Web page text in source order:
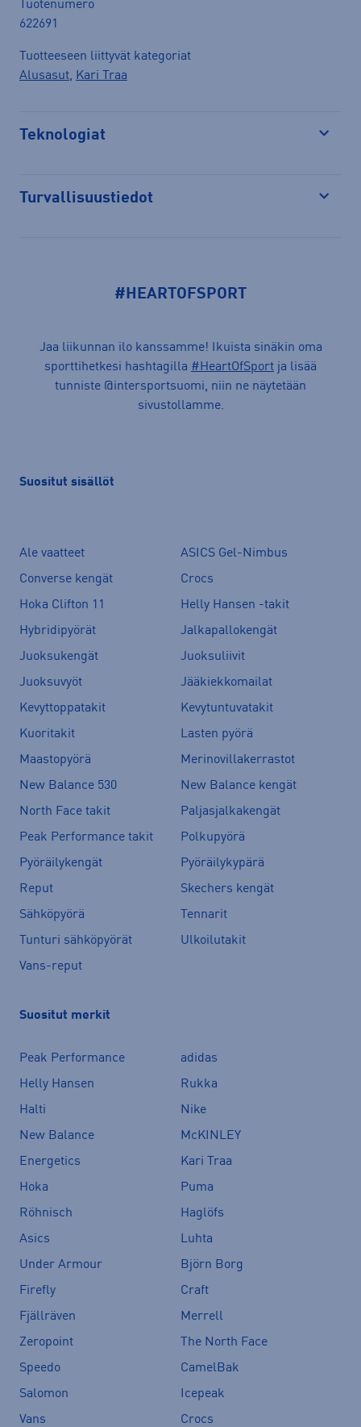
Tuotenumero
622691
Tuotteeseen liittyvät kategoriat
Alusasut, Kari Traa
Teknologiat
Turvallisuustiedot
#HEARTOFSPORT
Jaa liikunnan ilo kanssamme! Ikuista sinäkin oma
sporttihetkesi hashtagilla #HeartOfSport ja lisää
tunniste @intersportsuomi, niin ne näytetään
sivustollamme.
Suositut sisällöt
Ale vaatteet
ASICS Gel-Nimbus
Converse kengät
Crocs
Hoka Clifton 11
Helly Hansen -takit
Hybridipyörät
Jalkapallokengät
Juoksukengät
Juoksuliivit
Juoksuvyöt
Jääkiekkomailat
Kevyttoppatakit
Kevytuntuvatakit
Kuoritakit
Lasten pyörä
Maastopyörä
Merinovillakerrastot
New Balance 530
New Balance kengät
North Face takit
Paljasjalkakengät
Peak Performance takit
Polkupyörä
Pyöräilykengät
Pyöräilykypärä
Reput
Skechers kengät
Sähköpyörä
Tennarit
Tunturi sähköpyörät
Ulkoilutakit
Vans-reput
Suositut merkit
Peak Performance
adidas
Helly Hansen
Rukka
Halti
Nike
New Balance
McKINLEY
Energetics
Kari Traa
Hoka
Puma
Röhnisch
Haglöfs
Asics
Luhta
Under Armour
Björn Borg
Firefly
Craft
Fjällräven
Merrell
Zeropoint
The North Face
Speedo
CamelBak
Salomon
Icepeak
Vans
Crocs